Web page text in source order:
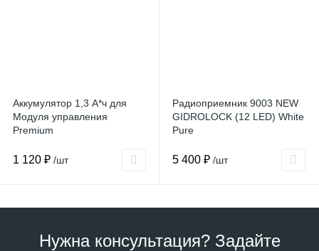
Аккумулятор 1,3 А*ч для
Модуля управления
Premium
1 120 ₽ /шт
Радиоприемник 9003 NEW
GIDROLOCK (12 LED) White
Pure
5 400 ₽ /шт
Нужна консультация? Задайте